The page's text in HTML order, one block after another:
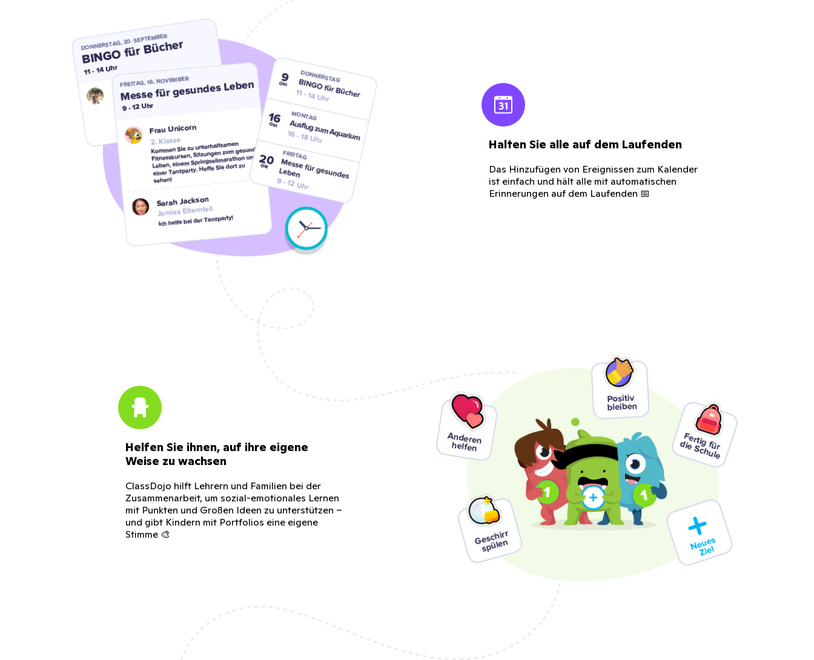
Halten Sie alle auf dem Laufenden
Das Hinzufügen von Ereignissen zum Kalender
ist einfach und hält alle mit automatischen
Erinnerungen auf dem Laufenden 📅
Helfen Sie ihnen, auf ihre eigene
Weise zu wachsen
ClassDojo hilft Lehrern und Familien bei der
Zusammenarbeit, um sozial-emotionales Lernen
mit Punkten und Großen Ideen zu unterstützen –
und gibt Kindern mit Portfolios eine eigene
Stimme 🎨